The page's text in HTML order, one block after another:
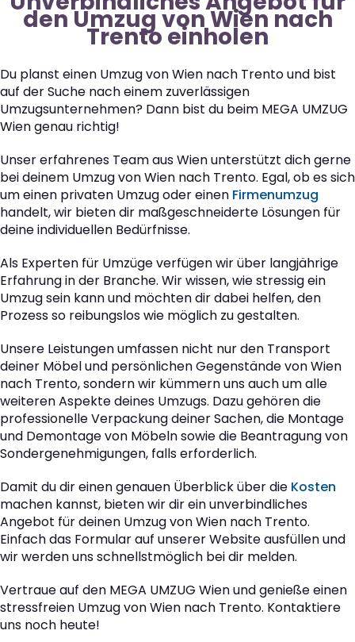
den Umzug von Wien nach
Trento einholen
Du planst einen Umzug von Wien nach Trento und bist
auf der Suche nach einem zuverlässigen
Umzugsunternehmen? Dann bist du beim MEGA UMZUG
Wien genau richtig!
Unser erfahrenes Team aus Wien unterstützt dich gerne
bei deinem Umzug von Wien nach Trento. Egal, ob es sich
um einen privaten Umzug oder einen Firmenumzug
handelt, wir bieten dir maßgeschneiderte Lösungen für
deine individuellen Bedürfnisse.
Als Experten für Umzüge verfügen wir über langjährige
Erfahrung in der Branche. Wir wissen, wie stressig ein
Umzug sein kann und möchten dir dabei helfen, den
Prozess so reibungslos wie möglich zu gestalten.
Unsere Leistungen umfassen nicht nur den Transport
deiner Möbel und persönlichen Gegenstände von Wien
nach Trento, sondern wir kümmern uns auch um alle
weiteren Aspekte deines Umzugs. Dazu gehören die
professionelle Verpackung deiner Sachen, die Montage
und Demontage von Möbeln sowie die Beantragung von
Sondergenehmigungen, falls erforderlich.
Damit du dir einen genauen Überblick über die Kosten
machen kannst, bieten wir dir ein unverbindliches
Angebot für deinen Umzug von Wien nach Trento.
Einfach das Formular auf unserer Website ausfüllen und
wir werden uns schnellstmöglich bei dir melden.
Vertraue auf den MEGA UMZUG Wien und genieße einen
stressfreien Umzug von Wien nach Trento. Kontaktiere
uns noch heute!